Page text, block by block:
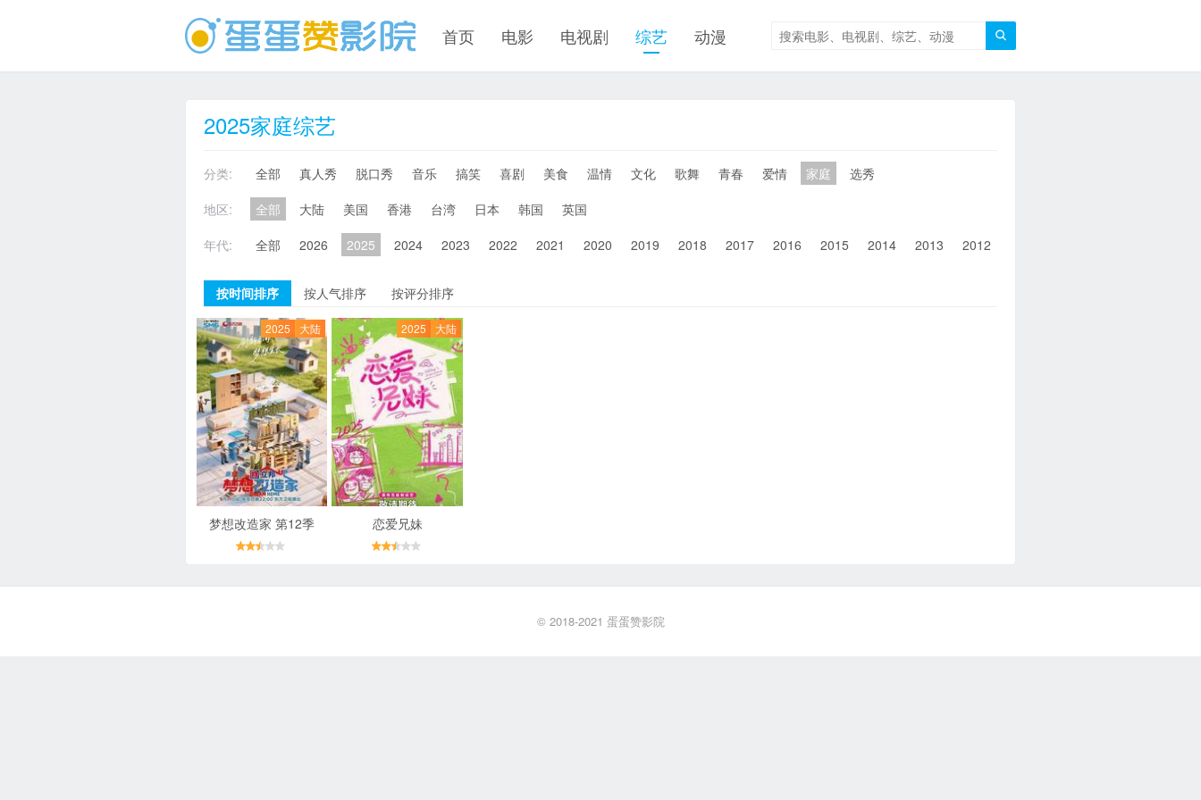

首页 电影 电视剧 综艺 动漫
2025家庭综艺
分类: 全部 真人秀 脱口秀 音乐 搞笑 喜剧 美食 温情 文化 歌舞 青春 爱情 家庭
选秀
地区:
全部 大陆 美国 香港 台湾 日本 韩国
英国
年代:
全部 2026 2025 2024 2023 2022 2021 2020 2019 2018 2017 2016 2015 2014 2013 2012
按时间排序 按人气排序 按评分排序
2025 大陆
梦想改造家 第12季
2025 大陆
恋爱兄妹
© 2018-2021 蛋蛋赞影院